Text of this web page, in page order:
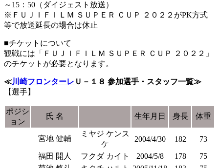
～15：50（ダイジェスト放送）
※ＦＵＪＩＦＩＬＭ ＳＵＰＥＲ ＣＵＰ ２０２２がPK方式
等で放送延長の場合は休止
■チケットについて
観戦には「ＦＵＪＩＦＩＬＭ ＳＵＰＥＲ ＣＵＰ ２０２２」
のチケットが必要となります。
≪川崎フロンターレ Ｕ－１８ 参加選手・スタッフ一覧≫
【選手】
ポジシ
ョン
氏 名 生年月日 身長 体重
宮地 健輔
ミヤジ ケンス
ケ
2004/4/30 182 73
福田 開人 フクダ カイト 2004/5/8 178
75